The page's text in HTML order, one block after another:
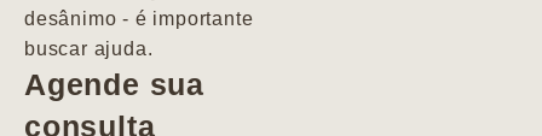
desânimo - é importante
buscar ajuda.
Agende sua
consulta